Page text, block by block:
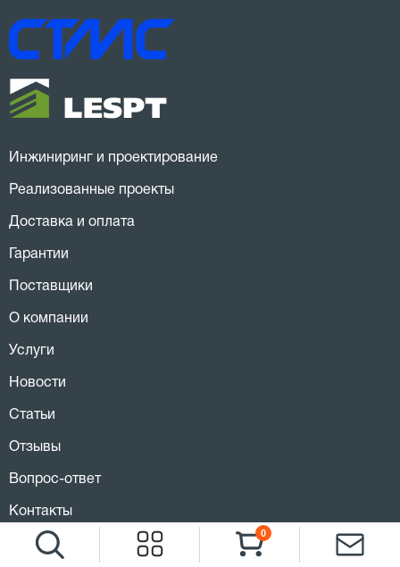
0
Инжиниринг и проектирование
Реализованные проекты
Доставка и оплата
Гарантии
Поставщики
О компании
Услуги
Новости
Статьи
Отзывы
Вопрос-ответ
Контакты
Металлообрабатывающие станки